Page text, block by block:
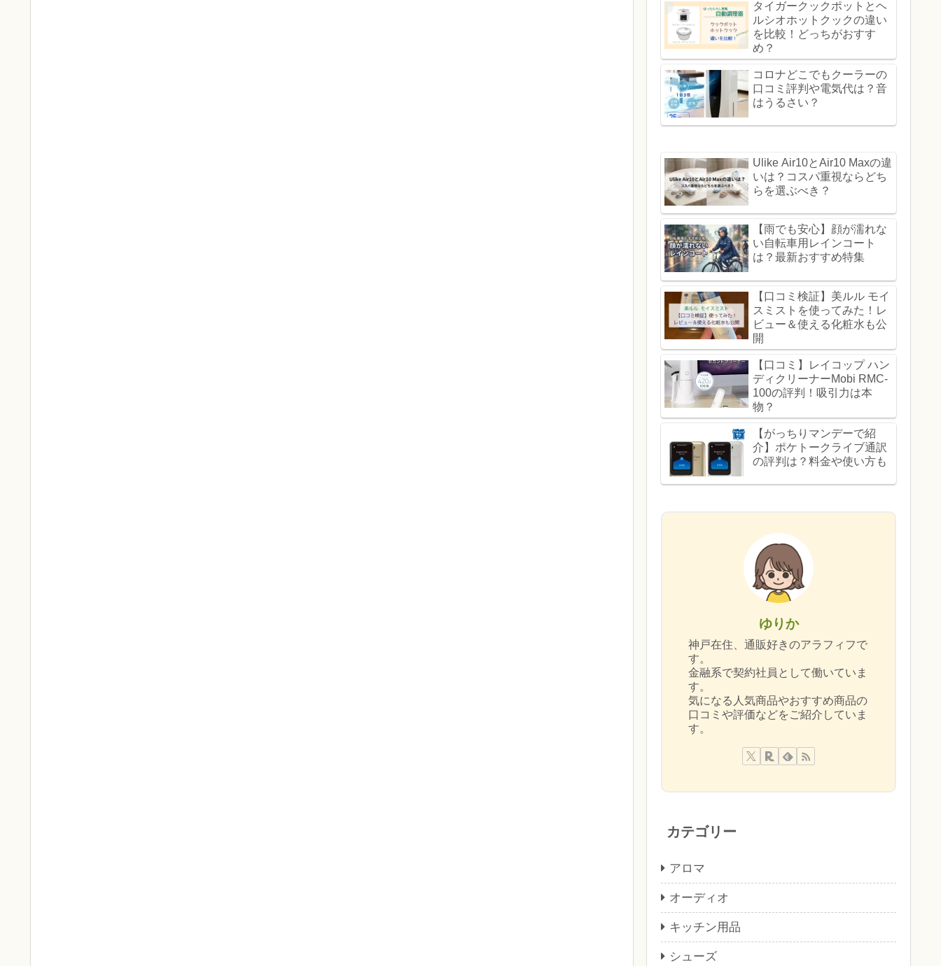
タイガークックポットとヘ
ルシオホットクックの違い
を比較！どっちがおすす
め？
コロナどこでもクーラーの
口コミ評判や電気代は？音
はうるさい？
Ulike Air10とAir10 Maxの違
いは？コスパ重視ならどち
らを選ぶべき？
【雨でも安心】顔が濡れな
い自転車用レインコート
は？最新おすすめ特集
【口コミ検証】美ルル モイ
スミストを使ってみた！レ
ビュー＆使える化粧水も公
開
【口コミ】レイコップ ハン
ディクリーナーMobi RMC-
100の評判！吸引力は本
物？
【がっちりマンデーで紹
介】ポケトークライブ通訳
の評判は？料金や使い方も
ゆりか
神戸在住、通販好きのアラフィフで
す。
金融系で契約社員として働いていま
す。
気になる人気商品やおすすめ商品の
口コミや評価などをご紹介していま
す。
カテゴリー
アロマ
オーディオ
キッチン用品
シューズ